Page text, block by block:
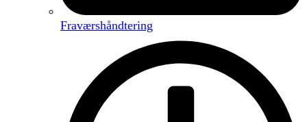
Fraværshåndtering